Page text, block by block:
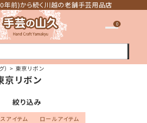
年前)から続く川越の老舗手芸用品店
注文履歴
ほしい物リスト
0
東京リボン
京リボン
絞り込み
アイテム
ロールアイテム